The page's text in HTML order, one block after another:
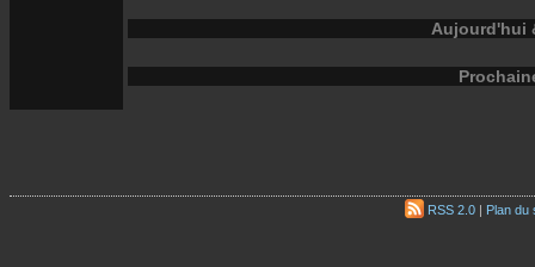
Aujourd'hui
RSS 2.0| Plan du